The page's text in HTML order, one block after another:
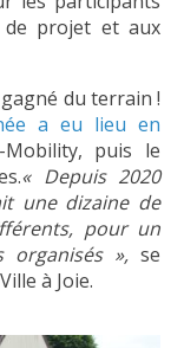
projet et aux
du terrain !
a eu lieu en
puis le
« Depuis 2020
une dizaine de
pour un
organisés », se
à Joie.